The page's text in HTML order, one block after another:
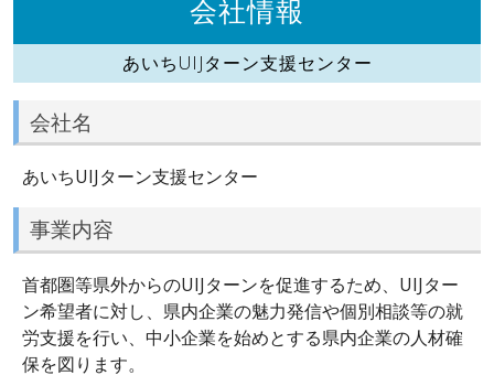
会社情報
あいちUIJターン支援センター
会社名
あいちUIJターン支援センター
事業内容
首都圏等県外からのUIJターンを促進するため、UIJター
ン希望者に対し、県内企業の魅力発信や個別相談等の就
労支援を行い、中小企業を始めとする県内企業の人材確
保を図ります。